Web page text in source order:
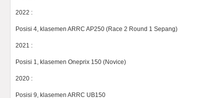
2022 :
Posisi 4, klasemen ARRC AP250 (Race 2 Round 1 Sepang)
2021 :
Posisi 1, klasemen Oneprix 150 (Novice)
2020 :
Posisi 9, klasemen ARRC UB150